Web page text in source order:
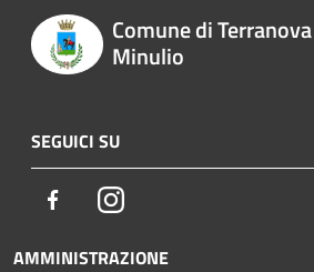
Comune di
Minulio
SEGUICI SU
FacebookInstagram
AMMINISTRAZIONE